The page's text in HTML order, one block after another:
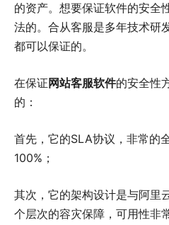
的资产。想要保证软件的安全
法的。合从客服是多年技术研
都可以保证的。
在保证 网站客服软件的安全性
的：
首先，它的SLA协议，非常的
100%；
其次，它的架构设计是与阿里
个层次的容灾保障，可用性非